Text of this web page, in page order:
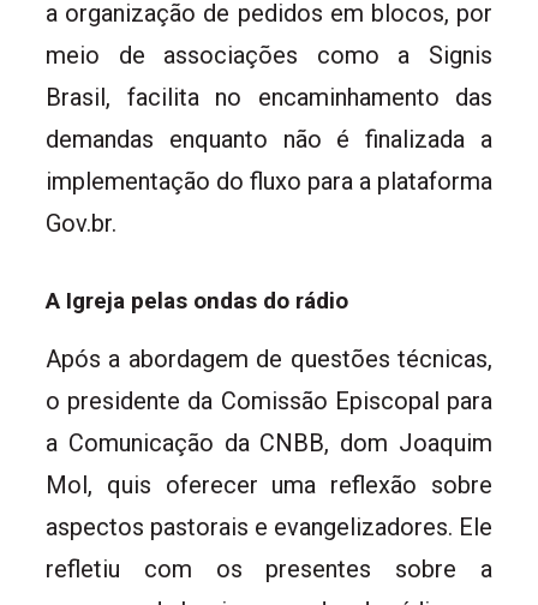
a organização de pedidos em blocos, por
meio de associações como a Signis
Brasil, facilita no encaminhamento das
demandas enquanto não é finalizada a
implementação do fluxo para a plataforma
Gov.br.
A Igreja pelas ondas do rádio
Após a abordagem de questões técnicas,
o presidente da Comissão Episcopal para
a Comunicação da CNBB, dom Joaquim
Mol, quis oferecer uma reflexão sobre
aspectos pastorais e evangelizadores. Ele
refletiu com os presentes sobre a